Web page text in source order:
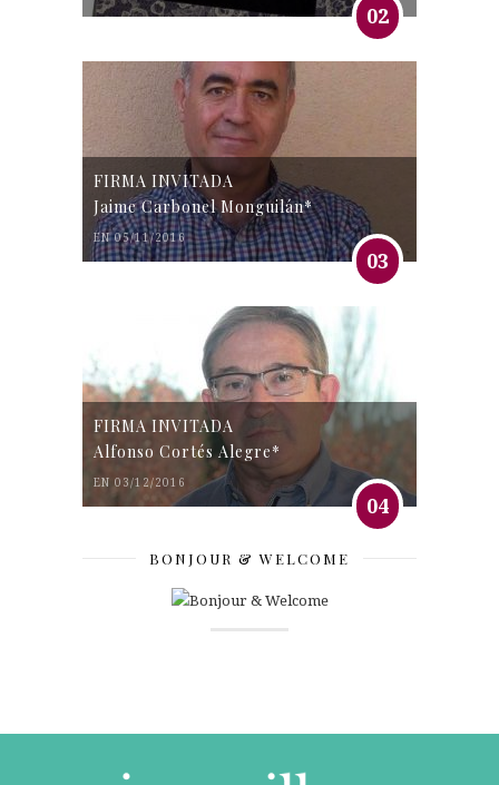
02
FIRMA INVITADA
Jaime Carbonel Monguilán*
EN 05/11/2016
03
FIRMA INVITADA
Alfonso Cortés Alegre*
EN 03/12/2016
04
BONJOUR & WELCOME